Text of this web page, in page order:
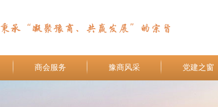
秉承“凝聚豫商、共赢发展”的宗旨
商会服务 豫商风采 党建之窗